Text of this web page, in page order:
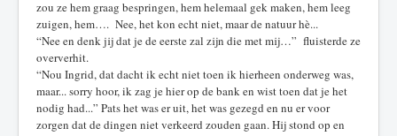
zou ze hem graag bespringen, hem helemaal gek maken, hem leeg
zuigen, hem…. Nee, het kon echt niet, maar de natuur hè...
“Nee en denk jij dat je de eerste zal zijn die met mij…” fluisterde ze
oververhit.
“Nou Ingrid, dat dacht ik echt niet toen ik hierheen onderweg was,
maar... sorry hoor, ik zag je hier op de bank en wist toen dat je het
nodig had...” Pats het was er uit, het was gezegd en nu er voor
zorgen dat de dingen niet verkeerd zouden gaan. Hij stond op en